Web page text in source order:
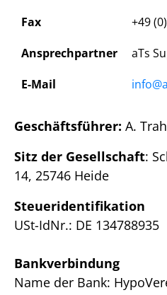
Fax
+49
Ansprechpartner
aTs
E-Mail
Geschäftsführer: A.
Sitz der Gesellschaft:
14, 25746 Heide
Steueridentifikation
USt-IdNr.: DE 134788935
Bankverbindung
Name der Bank: